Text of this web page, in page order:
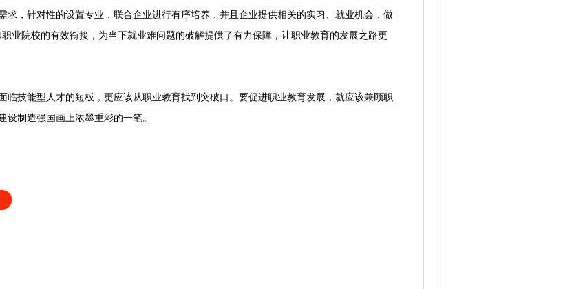
求，针对性的设置专业，联合企业进行有序培养，并且企业提供相关的实习、就业机会，做
职业院校的有效衔接，为当下就业难问题的破解提供了有力保障，让职业教育的发展之路更
技能型人才的短板，更应该从职业教育找到突破口。要促进职业教育发展，就应该兼顾职
制造强国画上浓墨重彩的一笔。